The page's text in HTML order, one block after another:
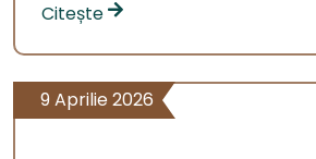
Citește
9 Aprilie 2026